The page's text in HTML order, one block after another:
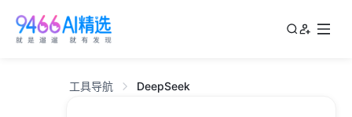
工具导航 DeepSeek